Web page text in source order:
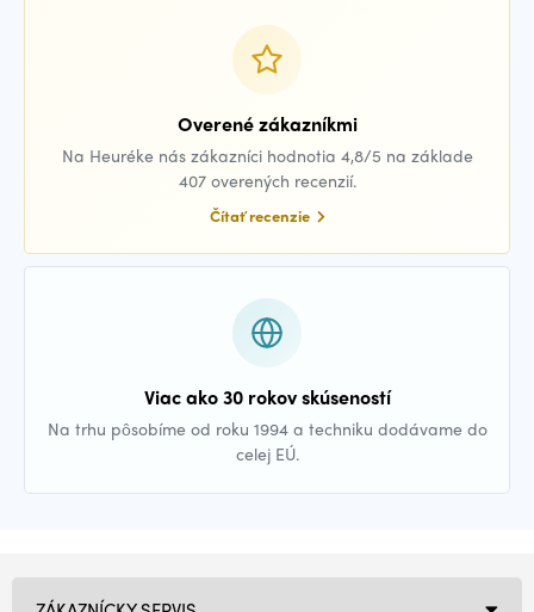
Overené zákazníkmi
Na Heuréke nás zákazníci hodnotia 4,8/5 na základe
407 overených recenzií.
Čítať recenzie
Viac ako 30 rokov skúseností
Na trhu pôsobíme od roku 1994 a techniku dodávame do
celej EÚ.